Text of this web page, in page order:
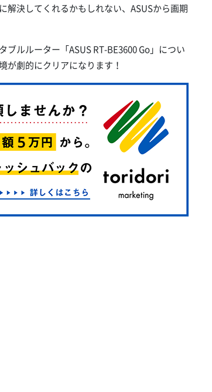
解決してくれるかもしれない、ASUSから画期
ルルーター「ASUS RT-BE3600 Go」につい
が劇的にクリアになります！